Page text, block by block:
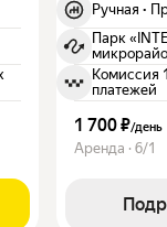
Ручная ·
Парк
Комиссия
платежей
1 700 ₽/день
Аренда · 6/1